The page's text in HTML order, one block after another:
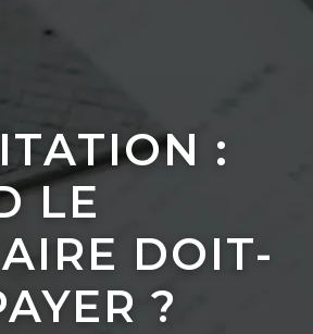
:
LE
DOIT-
?